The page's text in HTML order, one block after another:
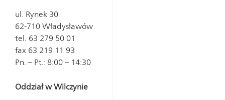
ul. Rynek 30
62-710 Władysławów
tel. 63 279 50 01
fax 63 219 11 93
Pn. – Pt.: 8:00 – 14:30
Oddział w Wilczynie